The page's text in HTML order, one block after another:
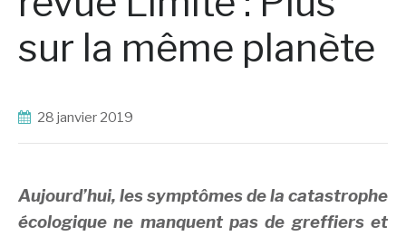
sur la même planète
28 janvier 2019
Aujourd’hui, les symptômes de la catastrophe
écologique ne manquent pas de greffiers et